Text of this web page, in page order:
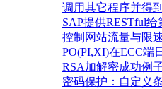
调用其它程序并得
SAP提供RESTful
控制网站流量与限
PO(PI,XI)在ECC端
RSA加解密成功例
密码保护：自定义